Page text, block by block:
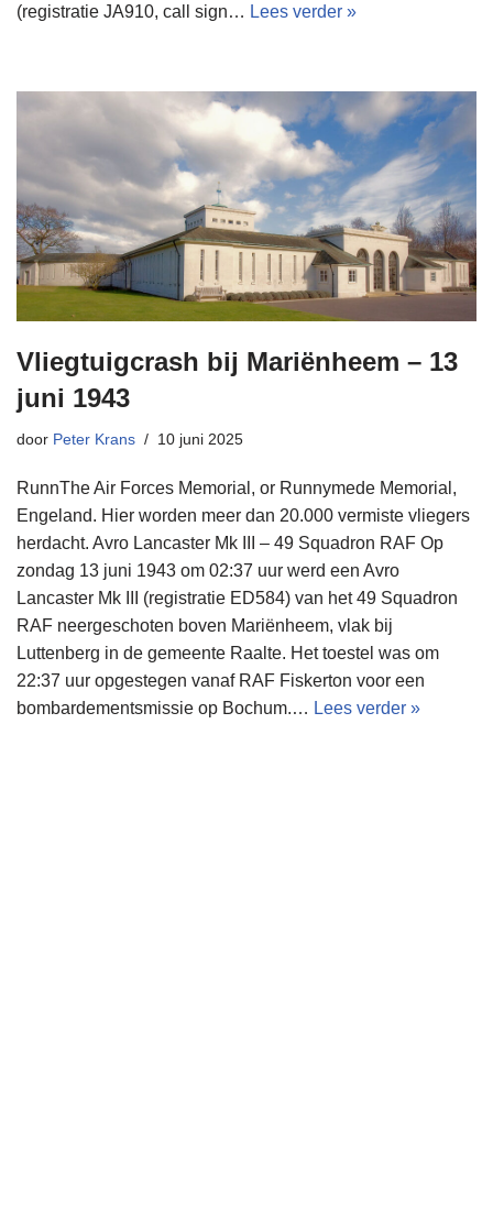
(registratie JA910, call sign… Lees verder »
Vliegtuigcrash bij Mariënheem – 13
juni 1943
door Peter Krans 10 juni 2025
RunnThe Air Forces Memorial, or Runnymede Memorial,
Engeland. Hier worden meer dan 20.000 vermiste vliegers
herdacht. Avro Lancaster Mk III – 49 Squadron RAF Op
zondag 13 juni 1943 om 02:37 uur werd een Avro
Lancaster Mk III (registratie ED584) van het 49 Squadron
RAF neergeschoten boven Mariënheem, vlak bij
Luttenberg in de gemeente Raalte. Het toestel was om
22:37 uur opgestegen vanaf RAF Fiskerton voor een
bombardementsmissie op Bochum.… Lees verder »